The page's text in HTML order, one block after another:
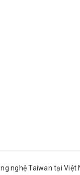
nghệ Taiwan tại